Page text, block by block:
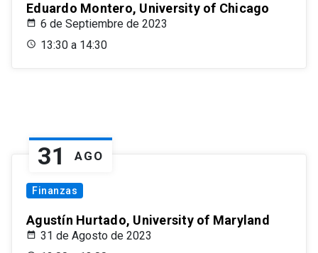
Eduardo Montero, University of Chicago
6 de Septiembre de 2023
13:30 a 14:30
31 AGO
Finanzas
Agustín Hurtado, University of Maryland
31 de Agosto de 2023